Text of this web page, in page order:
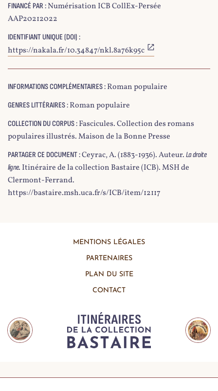
FINANCÉ PAR : Numérisation ICB CollEx-Persée
AAP20212022
IDENTIFIANT UNIQUE (DOI) :
https://nakala.fr/10.34847/nkl.8a76k95c
INFORMATIONS COMPLÉMENTAIRES : Roman populaire
GENRES LITTÉRAIRES : Roman populaire
COLLECTION DU CORPUS : Fascicules. Collection des romans
populaires illustrés. Maison de la Bonne Presse
PARTAGER CE DOCUMENT :Ceyrac, A. (1883-1936). Auteur. La droite
ligne. Itinéraire de la collection Bastaire (ICB). MSH de
Clermont-Ferrand.
https://bastaire.msh.uca.fr/s/ICB/item/12117
MENTIONS LÉGALES
PARTENAIRES
PLAN DU SITE
CONTACT